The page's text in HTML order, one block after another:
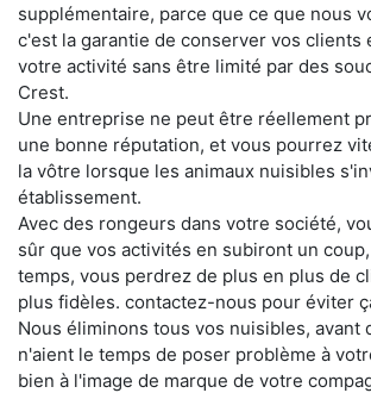
supplémentaire, parce que ce que nous
c'est la garantie de conserver vos clients
votre activité sans être limité par des
Crest.
Une entreprise ne peut être réellement
une bonne réputation, et vous pourrez
la vôtre lorsque les animaux nuisibles
établissement.
Avec des rongeurs dans votre société,
sûr que vos activités en subiront un
temps, vous perdrez de plus en plus de
plus fidèles. contactez-nous pour éviter
Nous éliminons tous vos nuisibles, avant
n'aient le temps de poser problème à
bien à l'image de marque de votre